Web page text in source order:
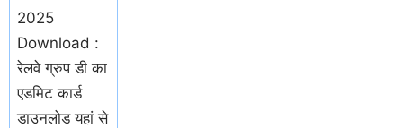
2025
Download :
रेलवे ग्रुप डी का
एडमिट कार्ड
डाउनलोड यहां से